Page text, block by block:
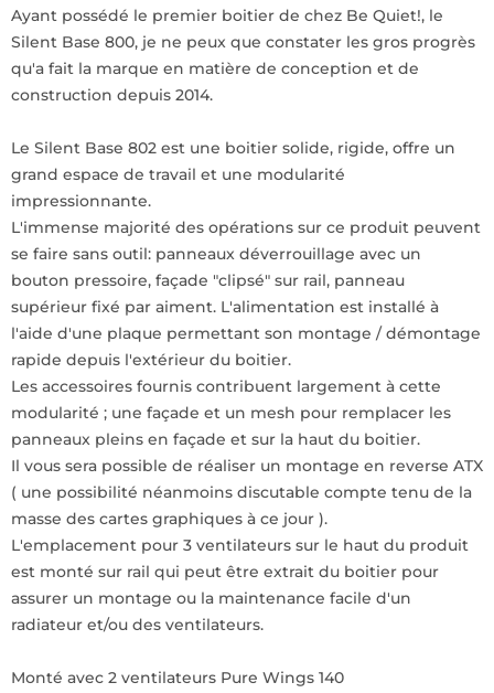
Ayant possédé le premier boitier de chez Be Quiet!, le
Silent Base 800, je ne peux que constater les gros progrès
qu'a fait la marque en matière de conception et de
construction depuis 2014.
Le Silent Base 802 est une boitier solide, rigide, offre un
grand espace de travail et une modularité
impressionnante.
L'immense majorité des opérations sur ce produit peuvent
se faire sans outil: panneaux déverrouillage avec un
bouton pressoire, façade "clipsé" sur rail, panneau
supérieur fixé par aiment. L'alimentation est installé à
l'aide d'une plaque permettant son montage / démontage
rapide depuis l'extérieur du boitier.
Les accessoires fournis contribuent largement à cette
modularité ; une façade et un mesh pour remplacer les
panneaux pleins en façade et sur la haut du boitier.
Il vous sera possible de réaliser un montage en reverse ATX
( une possibilité néanmoins discutable compte tenu de la
masse des cartes graphiques à ce jour ).
L'emplacement pour 3 ventilateurs sur le haut du produit
est monté sur rail qui peut être extrait du boitier pour
assurer un montage ou la maintenance facile d'un
radiateur et/ou des ventilateurs.
Monté avec 2 ventilateurs Pure Wings 140